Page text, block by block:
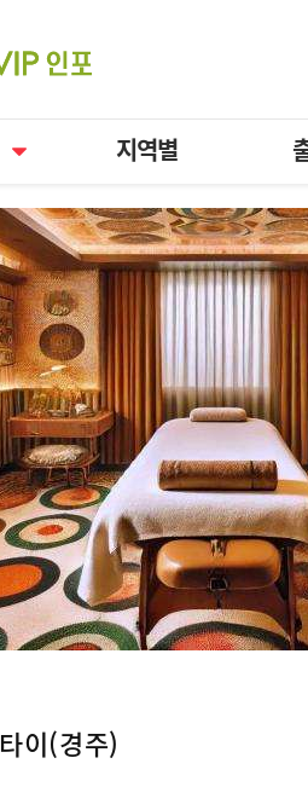
지역별
이(경주)